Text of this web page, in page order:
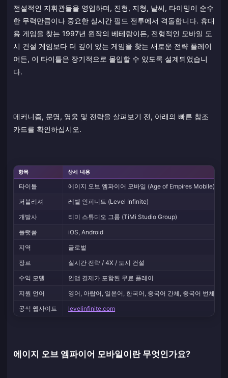
전설적인 지휘관들을 영입하며, 진형, 지형, 날씨, 타이밍이 순수
한 무력만큼이나 중요한 실시간 필드 전투에서 격돌합니다. 휴대
용 게임을 찾는 1997년 원작의 베테랑이든, 전형적인 모바일 도
시 건설 게임보다 더 깊이 있는 게임을 찾는 새로운 전략 플레이
어든, 이 타이틀은 장기적으로 몰입할 수 있도록 설계되었습니
다.
메커니즘, 문명, 영웅 및 전략을 살펴보기 전, 아래의 빠른 참조
카드를 확인하십시오.
항목 상세 내용
타이틀
에이지 오브 엠파이어 모바일 (Age of Empires Mobile)
퍼블리셔
레벨 인피니트 (Level Infinite)
개발사
티미 스튜디오 그룹 (TiMi Studio Group)
플랫폼
iOS, Android
지역
글로벌
장르
실시간 전략 / 4X / 도시 건설
수익 모델
인앱 결제가 포함된 무료 플레이
지원 언어
영어, 아랍어, 일본어, 한국어, 중국어 간체, 중국어 번체
공식 웹사이트
levelinfinite.com
에이지 오브 엠파이어 모바일이란 무엇인가요?